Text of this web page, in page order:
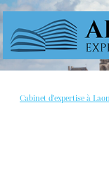
Accueil
fr
Cabinet d'expertise à Laon